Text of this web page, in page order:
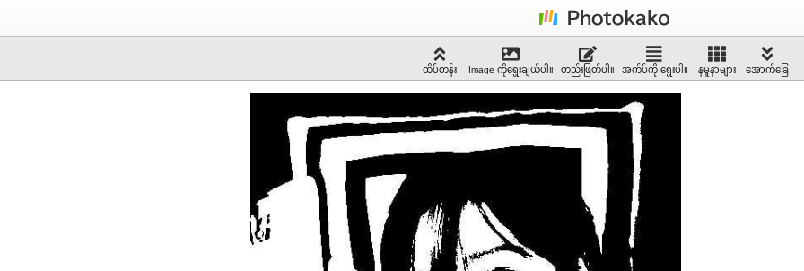
ထိပ်တန်း Image ကိုရွေးချယ်ပါ။ တည်းဖြတ်ပါ။ အက်ပ်ကို ရွေးပါ။ နမူနာများ အောက်ခြေ